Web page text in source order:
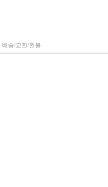
배송/교환/환불